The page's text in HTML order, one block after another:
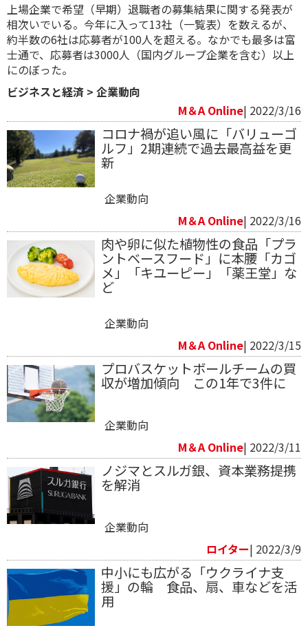
上場企業で希望（早期）退職者の募集結果に関する発表が
相次いでいる。今年に入って13社（一覧表）を数えるが、
約半数の6社は応募者が100人を超える。なかでも最多は富
士通で、応募者は3000人（国内グループ企業を含む）以上
にのぼった。
ビジネスと経済 > 企業動向
M＆A Online| 2022/3/16
コロナ禍が追い風に「バリューゴ
ルフ」2期連続で過去最高益を更
新
企業動向
M＆A Online| 2022/3/16
肉や卵に似た植物性の食品「プラ
ントベースフード」に本腰「カゴ
メ」「キユーピー」「薬王堂」な
ど
企業動向
M＆A Online| 2022/3/15
プロバスケットボールチームの買
収が増加傾向 この1年で3件に
企業動向
M＆A Online| 2022/3/11
ノジマとスルガ銀、資本業務提携
を解消
企業動向
ロイター| 2022/3/9
中小にも広がる「ウクライナ支
援」の輪 食品、扇、車などを活
用